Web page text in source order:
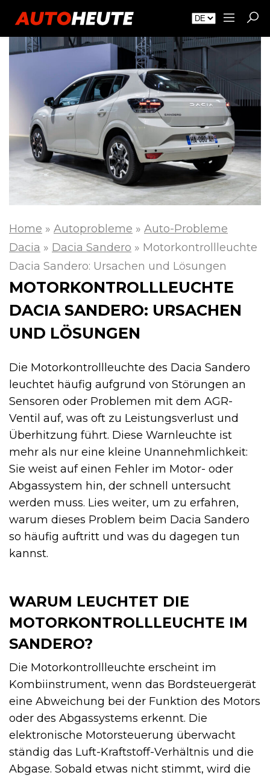
Home » Autoprobleme » Auto-Probleme
Dacia » Dacia Sandero » Motorkontrollleuchte
Dacia Sandero: Ursachen und Lösungen
MOTORKONTROLLLEUCHTE
DACIA SANDERO: URSACHEN
UND LÖSUNGEN
Die Motorkontrollleuchte des Dacia Sandero
leuchtet häufig aufgrund von Störungen an
Sensoren oder Problemen mit dem AGR-
Ventil auf, was oft zu Leistungsverlust und
Überhitzung führt. Diese Warnleuchte ist
mehr als nur eine kleine Unannehmlichkeit:
Sie weist auf einen Fehler im Motor- oder
Abgassystem hin, der schnell untersucht
werden muss. Lies weiter, um zu erfahren,
warum dieses Problem beim Dacia Sandero
so häufig auftritt und was du dagegen tun
kannst.
WARUM LEUCHTET DIE
MOTORKONTROLLLEUCHTE IM
SANDERO?
Die Motorkontrollleuchte erscheint im
Kombiinstrument, wenn das Bordsteuergerät
eine Abweichung bei der Funktion des Motors
oder des Abgassystems erkennt. Die
elektronische Motorsteuerung überwacht
ständig das Luft-Kraftstoff-Verhältnis und die
Abgase. Sobald etwas nicht stimmt, wird die